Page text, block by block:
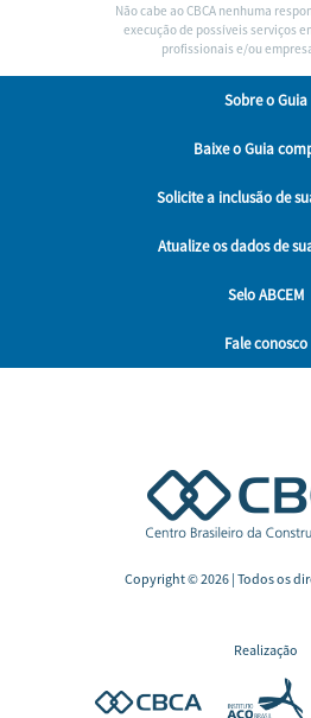
Não cabe ao CBCA nenhuma
execução de possíveis serviços
profissionais e/ou
Sobreo Guia
Baixeo Guia
Soliciteainclusãode
Atualizeosdadosde
Selo ABCEM
Fale conosco
Copyright © 2026 | Todos os
Realização